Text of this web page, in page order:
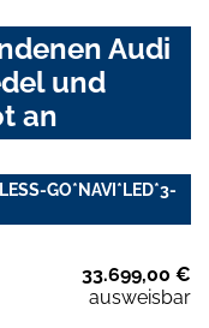
Audi
und
an
GO*NAVI*LED*3-
33.699,00 €
ausweisbar